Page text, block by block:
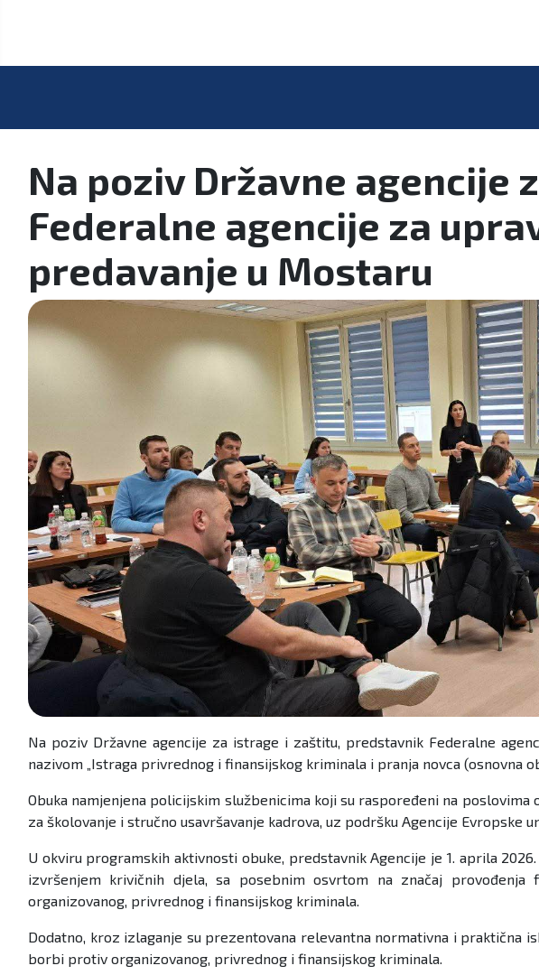
Na poziv Državne
Federalne agencije za
predavanje u Mostaru
Na poziv Državne agencije za istrage i zaštitu, predstavnik Federalne
nazivom „Istraga privrednog i finansijskog kriminala i pranja novca (osnovna
Obuka namjenjena policijskim službenicima koji su raspoređeni na
za školovanje i stručno usavršavanje kadrova, uz podršku Agencije Evropske
U okviru programskih aktivnosti obuke, predstavnik Agencije je 1. aprila
izvršenjem krivičnih djela, sa posebnim osvrtom na značaj
organizovanog, privrednog i finansijskog kriminala.
Dodatno, kroz izlaganje su prezentovana relevantna normativna i praktična
borbi protiv organizovanog, privrednog i finansijskog kriminala.